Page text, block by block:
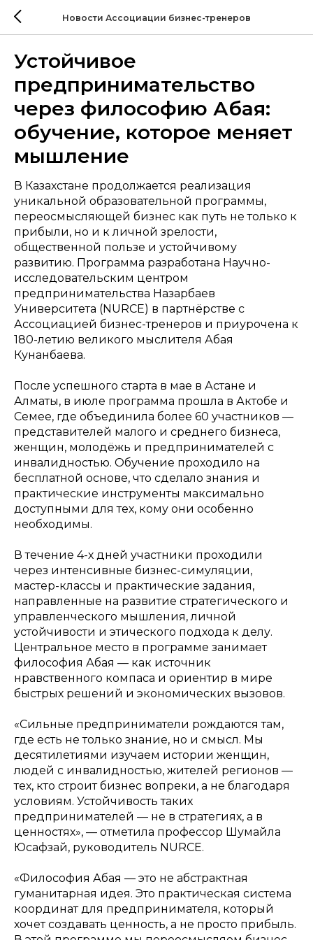
Новости Ассоциации бизнес-тренеров
Устойчивое
предпринимательство
через философию Абая:
обучение, которое меняет
мышление
В Казахстане продолжается реализация
уникальной образовательной программы,
переосмысляющей бизнес как путь не только к
прибыли, но и к личной зрелости,
общественной пользе и устойчивому
развитию. Программа разработана Научно-
исследовательским центром
предпринимательства Назарбаев
Университета (NURCE) в партнёрстве с
Ассоциацией бизнес-тренеров и приурочена к
180-летию великого мыслителя Абая
Кунанбаева.
После успешного старта в мае в Астане и
Алматы, в июле программа прошла в Актобе и
Семее, где объединила более 60 участников —
представителей малого и среднего бизнеса,
женщин, молодёжь и предпринимателей с
инвалидностью. Обучение проходило на
бесплатной основе, что сделало знания и
практические инструменты максимально
доступными для тех, кому они особенно
необходимы.
В течение 4-х дней участники проходили
через интенсивные бизнес-симуляции,
мастер-классы и практические задания,
направленные на развитие стратегического и
управленческого мышления, личной
устойчивости и этического подхода к делу.
Центральное место в программе занимает
философия Абая — как источник
нравственного компаса и ориентир в мире
быстрых решений и экономических вызовов.
«Сильные предприниматели рождаются там,
где есть не только знание, но и смысл. Мы
десятилетиями изучаем истории женщин,
людей с инвалидностью, жителей регионов —
тех, кто строит бизнес вопреки, а не благодаря
условиям. Устойчивость таких
предпринимателей — не в стратегиях, а в
ценностях», — отметила профессор Шумайла
Юсафзай, руководитель NURCE.
«Философия Абая — это не абстрактная
гуманитарная идея. Это практическая система
координат для предпринимателя, который
хочет создавать ценность, а не просто прибыль.